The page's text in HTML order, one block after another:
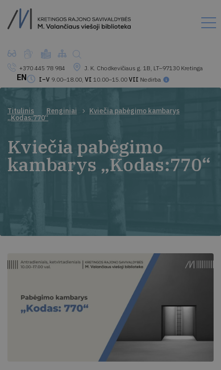
+370 445 78 984
J. K. Chodkevičiaus g. 1B, LT–97130 Kretinga
I–V 9.00–18.00, VI 10.00–15.00 VII Nedirba
EN
Titulinis Renginiai Kviečia pabėgimo kambarys
„Kodas:770“
Kviečia pabėgimo
kambarys „Kodas:770“